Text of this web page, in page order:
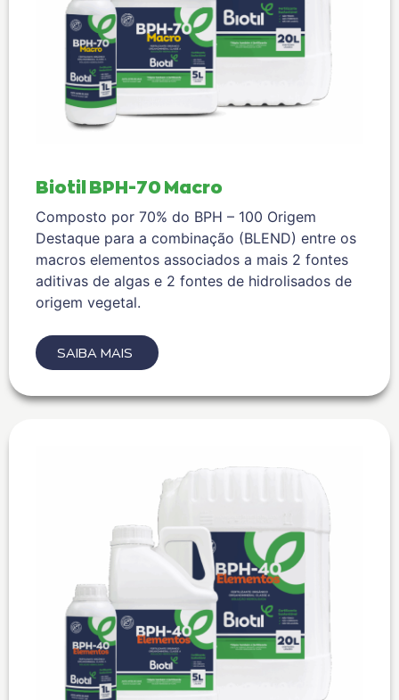
Biotil BPH-70 Macro
Composto por 70% do BPH – 100 Origem
Destaque para a combinação (BLEND) entre os
macros elementos associados a mais 2 fontes
aditivas de algas e 2 fontes de hidrolisados de
origem vegetal.
SAIBA MAIS